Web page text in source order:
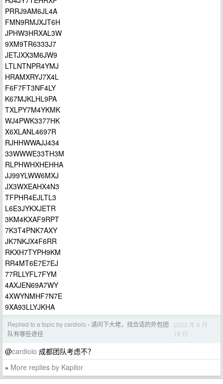
PRRJ9AM6JL4A
FMN9RMJXJT6H
JPHW3HRXAL3W
9XM9TR6333J7
JETJXX3M6JW9
LTLNTNPR4YMJ
HRAMXRYJ7X4L
F6F7FT3NF4LY
K67MJKLHL9PA
TXLPY7M4YKMK
WJ4PWK3377HK
X6XLANL4697R
RJHHWWAJJ434
33WWWE33TH3M
RLPHWHXHEHHA
JJ99YLWW6MXJ
JX3WXEAHX4N3
TFPHR4EJLTL3
L6E3JYKXJETR
3KM4KXAF9RPT
7K3T4PNK7AXY
JK7NKJX4F6RR
RKXH7TYPH9KM
RR4MT6E7E7EJ
77RLLYFL7FYM
4AXJEN69A7WY
4XWYNMHF7N7E
9XA93LLYJKHA
Replied to a topic by cardioio › 请问下大佬，找合适的外包团
队有哪些途径
2022 年 6 月
18 日
@cardioio 成都团队考虑不？
» More replies by Kapilor